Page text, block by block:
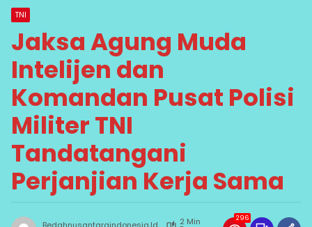
TNI
Jaksa Agung Muda
Intelijen dan
Komandan Pusat Polisi
Militer TNI
Tandatangani
Perjanjian Kerja Sama
2 Min 296